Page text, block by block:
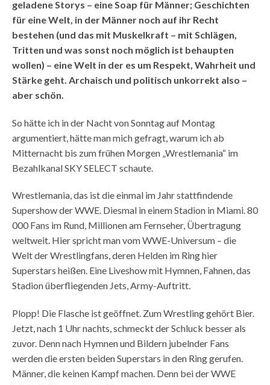
geladene Storys – eine Soap für Männer; Geschichten
für eine Welt, in der Männer noch auf ihr Recht
bestehen (und das mit Muskelkraft – mit Schlägen,
Tritten und was sonst noch möglich ist behaupten
wollen) – eine Welt in der es um Respekt, Wahrheit und
Stärke geht. Archaisch und politisch unkorrekt also –
aber schön.
So hätte ich in der Nacht von Sonntag auf Montag
argumentiert, hätte man mich gefragt, warum ich ab
Mitternacht bis zum frühen Morgen „Wrestlemania“ im
Bezahlkanal SKY SELECT schaute.
Wrestlemania, das ist die einmal im Jahr stattfindende
Supershow der WWE. Diesmal in einem Stadion in Miami. 80
000 Fans im Rund, Millionen am Fernseher, Übertragung
weltweit. Hier spricht man vom WWE-Universum – die
Welt der Wrestlingfans, deren Helden im Ring hier
Superstars heißen. Eine Liveshow mit Hymnen, Fahnen, das
Stadion überfliegenden Jets, Army-Auftritt.
Plopp! Die Flasche ist geöffnet. Zum Wrestling gehört Bier.
Jetzt, nach 1 Uhr nachts, schmeckt der Schluck besser als
zuvor. Denn nach Hymnen und Bildern jubelnder Fans
werden die ersten beiden Superstars in den Ring gerufen.
Männer, die keinen Kampf machen. Denn bei der WWE